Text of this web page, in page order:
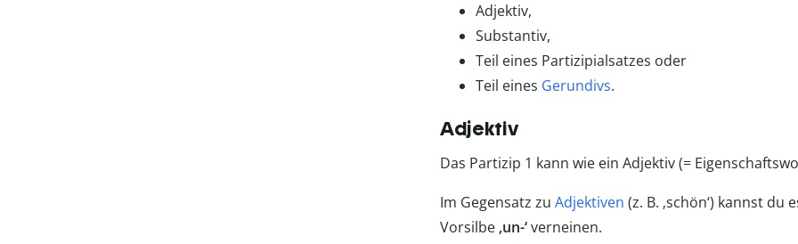
Adjektiv,
Substantiv,
Teil eines Partizipialsatzes oder
Teil eines Gerundivs.
Adjektiv
Das Partizip 1 kann wie ein Adjektiv (=
Im Gegensatz zu Adjektiven (z. B. ‚schön‘) kannst
Vorsilbe ‚un-‘verneinen.